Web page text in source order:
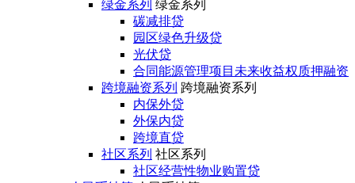
绿金系列 绿金系列
碳减排贷
园区绿色升级贷
光伏贷
合同能源管理项目未来收益权质押融资
跨境融资系列 跨境融资系列
内保外贷
外保内贷
跨境直贷
社区系列 社区系列
社区经营性物业购置贷